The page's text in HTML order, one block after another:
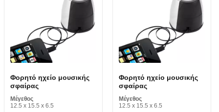
Ρολόι χειρός
Φορητό ηχείο μουσικής
σφαίρας
Μέγεθος
12.5 x 15.5 x 6.5
Φορητό ηχείο μουσικής
σφαίρας
Μέγεθος
12.5 x 15.5 x 6.5